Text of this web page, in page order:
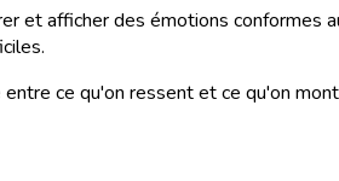
et afficher des émotions conformes
ce qu'on ressent et ce qu'on